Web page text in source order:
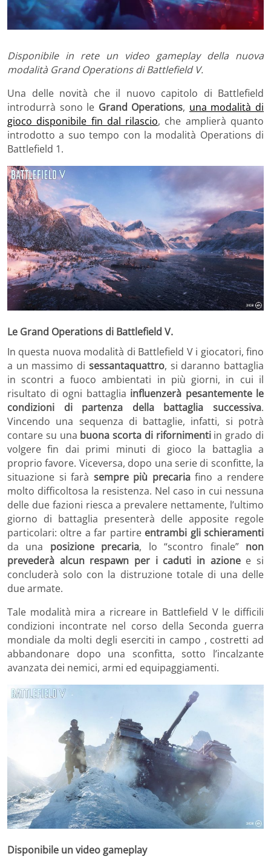
Disponibile in rete un video gameplay della nuova
modalità Grand Operations di Battlefield V.
Una delle novità che il nuovo capitolo di Battlefield
introdurrà sono le Grand Operations, una modalità di
gioco disponibile fin dal rilascio, che amplierà quanto
introdotto a suo tempo con la modalità Operations di
Battlefield 1.
Le Grand Operations di Battlefield V.
In questa nuova modalità di Battlefield V i giocatori, fino
a un massimo di sessantaquattro, si daranno battaglia
in scontri a fuoco ambientati in più giorni, in cui il
risultato di ogni battaglia influenzerà pesantemente le
condizioni di partenza della battaglia successiva.
Vincendo una sequenza di battaglie, infatti, si potrà
contare su una buona scorta di rifornimentiin grado di
volgere fin dai primi minuti di gioco la battaglia a
proprio favore. Viceversa, dopo una serie di sconfitte, la
situazione si farà sempre più precariafino a rendere
molto difficoltosa la resistenza. Nel caso in cui nessuna
delle due fazioni riesca a prevalere nettamente, l’ultimo
giorno di battaglia presenterà delle apposite regole
particolari: oltre a far partire entrambi gli schieramenti
da una posizione precaria, lo “scontro finale” non
prevederà alcun respawn per i caduti in azionee si
concluderà solo con la distruzione totale di una delle
due armate.
Tale modalità mira a ricreare in Battlefield V le difficili
condizioni incontrate nel corso della Seconda guerra
mondiale da molti degli eserciti in campo , costretti ad
abbandonare dopo una sconfitta, sotto l’incalzante
avanzata dei nemici, armi ed equipaggiamenti.
Disponibile un video gameplay